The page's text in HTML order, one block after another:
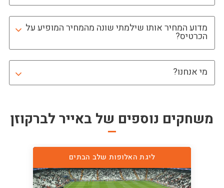
מדוע המחיר אותו שילמתי שונה מהמחיר המופיע על
הכרטיס?
מי אנחנו?
משחקים נוספים של באייר לברקוזן
ליגת האלופות שלב הבתים